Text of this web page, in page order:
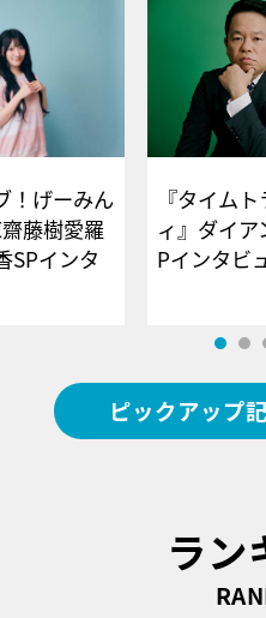
！げーみん
藤樹愛羅
SPインタ
『タイム
ィ』ダイ
Pイン
ピックアップ
ラン